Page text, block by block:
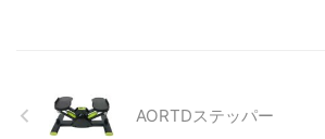
AORTDステッパー